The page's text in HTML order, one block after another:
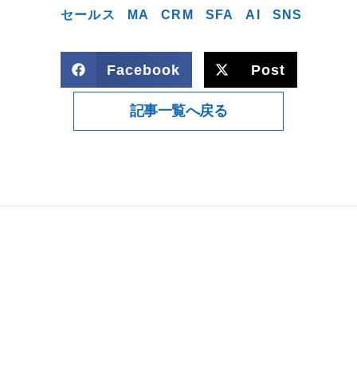
セールス
MA CRM SFA AI SNS
Facebook Post
記事一覧へ戻る